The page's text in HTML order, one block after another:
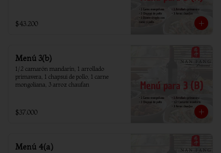
$43.200
Menú 3(b)
1/2 camarón mandarín, 1 arrollado
primavera, 1 chapsui de pollo, 1 carne
mongoliana, 3 arroz chaufan
$37.000
Menú 4(a)